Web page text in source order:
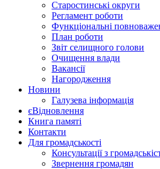
Старостинські округи
Регламент роботи
Функціональні
План роботи
Звіт селищного голови
Очищення влади
Вакансії
Нагородження
Новини
Галузева інформація
єВідновлення
Книга памяті
Контакти
Для громадськості
Консультації з
Звернення громадян